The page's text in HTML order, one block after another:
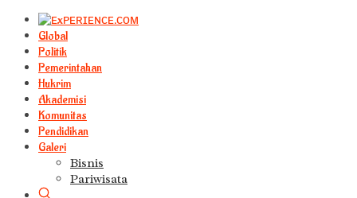
Global
Politik
Pemerintahan
Hukrim
Akademisi
Komunitas
Pendidikan
Galeri
Bisnis
Pariwisata